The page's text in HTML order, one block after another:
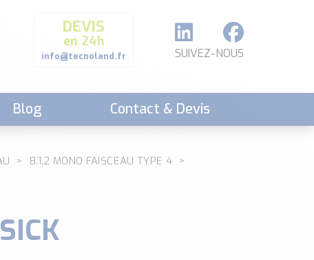
DEVIS
en 24h
info@tecnoland.fr SUIVEZ-NOUS
Blog Contact & Devis
8.1.2 MONO FAISCEAU TYPE 4